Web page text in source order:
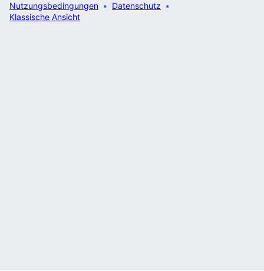
Datenschutz
Nutzungsbedingungen
Klassische Ansicht